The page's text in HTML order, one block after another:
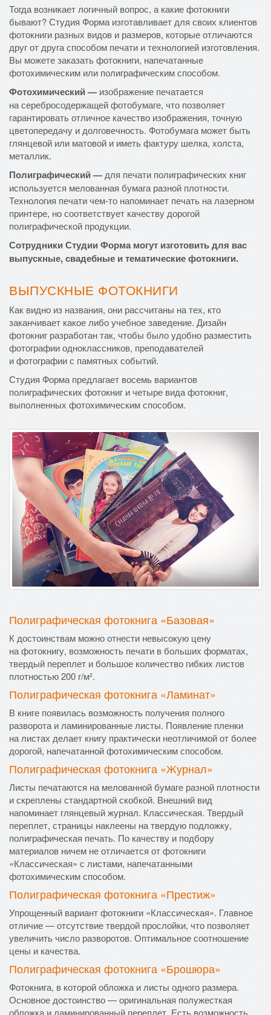
Тогда возникает логичный вопрос, а какие фотокниги
бывают? Студия Форма изготавливает для своих клиентов
фотокниги разных видов и размеров, которые отличаются
друг от друга способом печати и технологией изготовления.
Вы можете заказать фотокниги, напечатанные
фотохимическим или полиграфическим способом.
Фотохимический — изображение печатается
на серебросодержащей фотобумаге, что позволяет
гарантировать отличное качество изображения, точную
цветопередачу и долговечность. Фотобумага может быть
глянцевой или матовой и иметь фактуру шелка, холста,
металлик.
Полиграфический — для печати полиграфических книг
используется мелованная бумага разной плотности.
Технология печати чем-то напоминает печать на лазерном
принтере, но соответствует качеству дорогой
полиграфической продукции.
Сотрудники Студии Форма могут изготовить для вас
выпускные, свадебные и тематические фотокниги.
ВЫПУСКНЫЕ ФОТОКНИГИ
Как видно из названия, они рассчитаны на тех, кто
заканчивает какое либо учебное заведение. Дизайн
фотокниг разработан так, чтобы было удобно разместить
фотографии одноклассников, преподавателей
и фотографии с памятных событий.
Студия Форма предлагает восемь вариантов
полиграфических фотокниг и четыре вида фотокниг,
выполненных фотохимическим способом.
Полиграфическая фотокнига «Базовая»
К достоинствам можно отнести невысокую цену
на фотокнигу, возможность печати в больших форматах,
твердый переплет и большое количество гибких листов
плотностью 200 г/м².
Полиграфическая фотокнига «Ламинат»
В книге появилась возможность получения полного
разворота и ламинированные листы. Появление пленки
на листах делает книгу практически неотличимой от более
дорогой, напечатанной фотохимическим способом.
Полиграфическая фотокнига «Журнал»
Листы печатаются на мелованной бумаге разной плотности
и скреплены стандартной скобкой. Внешний вид
напоминает глянцевый журнал. Классическая. Твердый
переплет, страницы наклеены на твердую подложку,
полиграфическая печать. По качеству и подбору
материалов ничем не отличается от фотокниги
«Классическая» с листами, напечатанными
фотохимическим способом.
Полиграфическая фотокнига «Престиж»
Упрощенный вариант фотокниги «Классическая». Главное
отличие — отсутствие твердой прослойки, что позволяет
увеличить число разворотов. Оптимальное соотношение
цены и качества.
Полиграфическая фотокнига «Брошюра»
Фотокнига, в которой обложка и листы одного размера.
Основное достоинство — оригинальная полужесткая
обложка и ламинированный переплет. Есть возможность